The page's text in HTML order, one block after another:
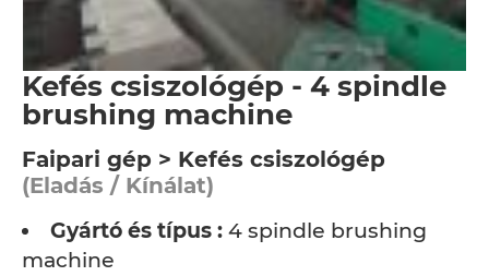
Kefés csiszológép - 4 spindle
brushing machine
Faipari gép > Kefés csiszológép
(Eladás / Kínálat)
Gyártó és típus : 4 spindle brushing
machine